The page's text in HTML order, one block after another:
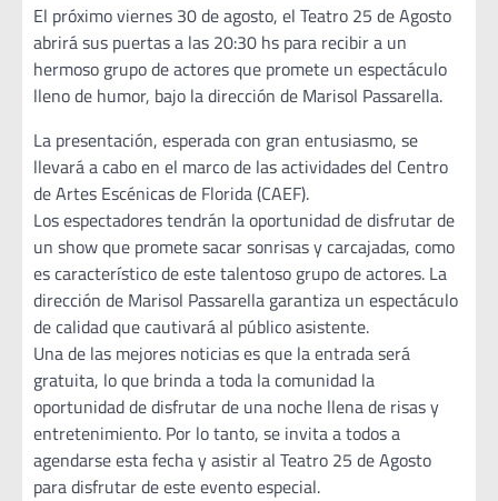
El próximo viernes 30 de agosto, el Teatro 25 de Agosto
abrirá sus puertas a las 20:30 hs para recibir a un
hermoso grupo de actores que promete un espectáculo
lleno de humor, bajo la dirección de Marisol Passarella.
La presentación, esperada con gran entusiasmo, se
llevará a cabo en el marco de las actividades del Centro
de Artes Escénicas de Florida (CAEF).
Los espectadores tendrán la oportunidad de disfrutar de
un show que promete sacar sonrisas y carcajadas, como
es característico de este talentoso grupo de actores. La
dirección de Marisol Passarella garantiza un espectáculo
de calidad que cautivará al público asistente.
Una de las mejores noticias es que la entrada será
gratuita, lo que brinda a toda la comunidad la
oportunidad de disfrutar de una noche llena de risas y
entretenimiento. Por lo tanto, se invita a todos a
agendarse esta fecha y asistir al Teatro 25 de Agosto
para disfrutar de este evento especial.